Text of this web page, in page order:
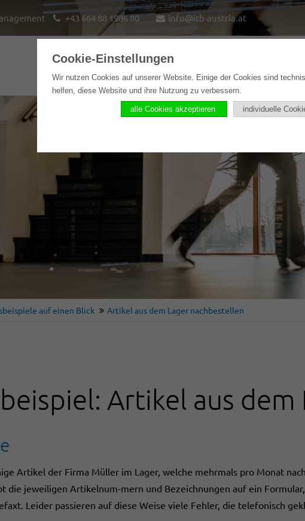
+43 664 88 1986 80 info@itb-austria.at
Home Lösungen
auf einen Blick Artikel aus dem Lager nachbestellen
Artikel aus
Artikel der Firma Müller im Lager, welche mehrmals pro Monat
die jeweiligen Artikelnum-mern und Bezeichnungen auf ein
Leider passieren auf diese Weise viele Fehler, die telefonisch
Cookie-Einstellungen
Wir nutzen Cookies auf unserer Website. Einige der Cookies sind
helfen, diese Website und ihre Nutzung zu verbessern.
alle Cookies akzeptieren individuelle